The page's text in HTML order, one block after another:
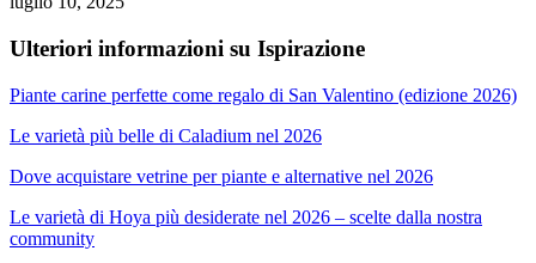
Ulteriori informazioni su Ispirazione
Piante carine perfette come regalo di San Valentino (edizione 2026)
Le varietà più belle di Caladium nel 2026
Dove acquistare vetrine per piante e alternative nel 2026
Le varietà di Hoya più desiderate nel 2026 – scelte dalla nostra
community